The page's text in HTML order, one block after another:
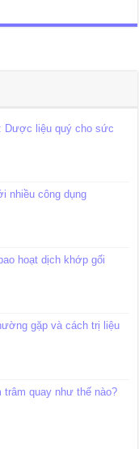
Dược liệu quý cho sức
nhiều công dụng
hoạt dịch khớp gối
gặp và cách trị liệu
trâm quay như thế nào?